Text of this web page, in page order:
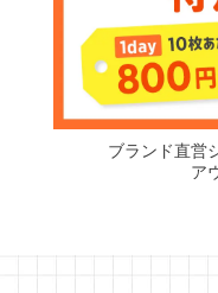
ブランド直営
ア